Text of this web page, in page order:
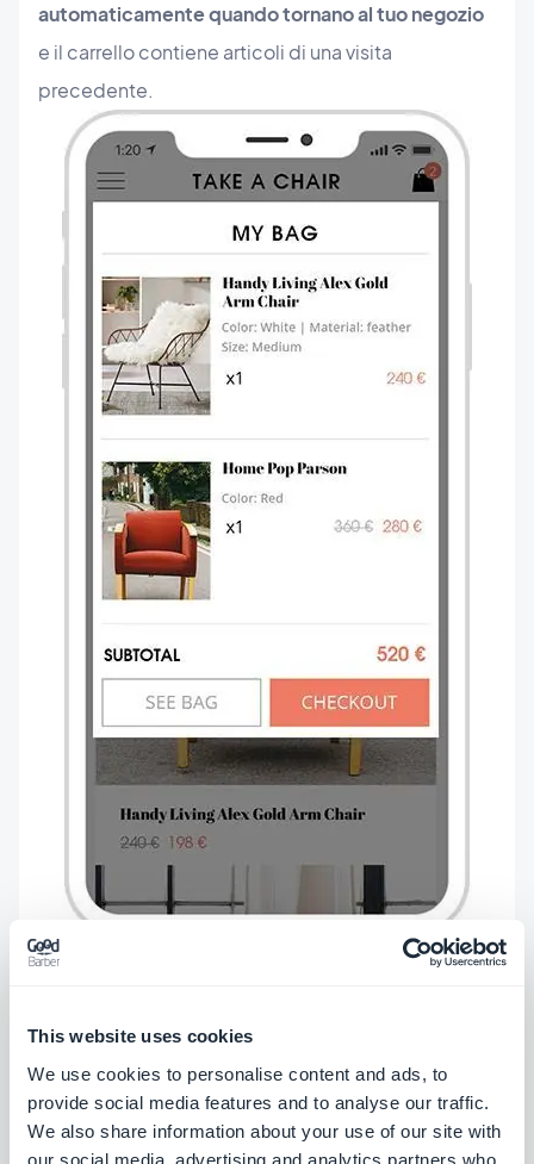
This website uses cookies
We use cookies to personalise content and ads, to
provide social media features and to analyse our traffic.
We also share information about your use of our site with
our social media, advertising and analytics partners who
automaticamente quando tornano al tuo negozio
e il carrello contiene articoli di una visita
precedente.